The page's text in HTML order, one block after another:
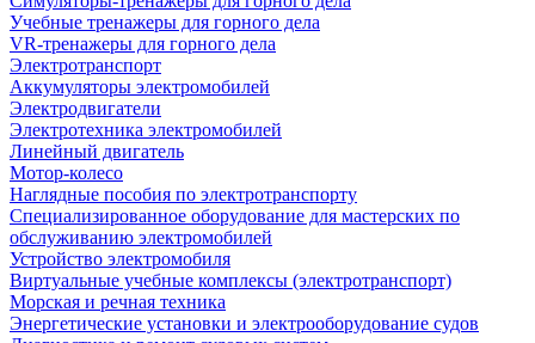
Учебные тренажеры для горного дела
VR-тренажеры для горного дела
Электротранспорт
Аккумуляторы электромобилей
Электродвигатели
Электротехника электромобилей
Линейный двигатель
Мотор-колесо
Наглядные пособия по электротранспорту
Специализированное оборудование для мастерских по
обслуживанию электромобилей
Устройство электромобиля
Виртуальные учебные комплексы (электротранспорт)
Морская и речная техника
Энергетические установки и электрооборудование судов